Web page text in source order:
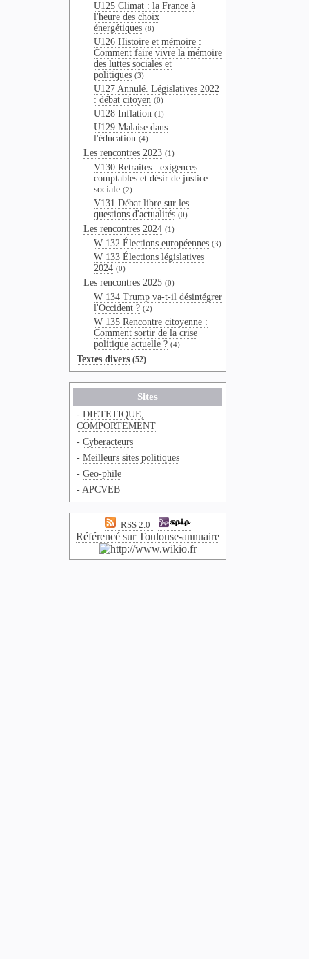
U125 Climat : la France à
l'heure des choix
énergétiques (8)
U126 Histoire et mémoire :
Comment faire vivre la mémoire
des luttes sociales et
politiques (3)
U127 Annulé. Législatives 2022
: débat citoyen (0)
U128 Inflation (1)
U129 Malaise dans
l'éducation (4)
Les rencontres 2023 (1)
V130 Retraites : exigences
comptables et désir de justice
sociale (2)
V131 Débat libre sur les
questions d'actualités (0)
Les rencontres 2024 (1)
W 132 Élections européennes (3)
W 133 Élections législatives
2024 (0)
Les rencontres 2025 (0)
W 134 Trump va-t-il désintégrer
l'Occident ? (2)
W 135 Rencontre citoyenne :
Comment sortir de la crise
politique actuelle ? (4)
Textes divers (52)
Sites
- DIETETIQUE,
COMPORTEMENT
- Cyberacteurs
- Meilleurs sites politiques
- Geo-phile
- APCVEB
RSS 2.0 |
Référencé sur Toulouse-annuaire